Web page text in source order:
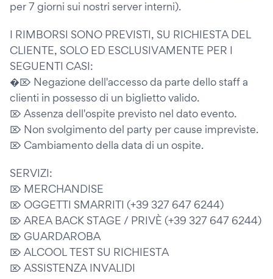
per 7 giorni sui nostri server interni).
I RIMBORSI SONO PREVISTI, SU RICHIESTA DEL
CLIENTE, SOLO ED ESCLUSIVAMENTE PER I
SEGUENTI CASI:
�⌦ Negazione dell'accesso da parte dello staff a
clienti in possesso di un biglietto valido.
⌦ Assenza dell'ospite previsto nel dato evento.
⌦ Non svolgimento del party per cause impreviste.
⌦ Cambiamento della data di un ospite.
SERVIZI:
⌦ MERCHANDISE
⌦ OGGETTI SMARRITI (+39 327 647 6244)
⌦ AREA BACK STAGE / PRIVÈ (+39 327 647 6244)
⌦ GUARDAROBA
⌦ ALCOOL TEST SU RICHIESTA
⌦ ASSISTENZA INVALIDI